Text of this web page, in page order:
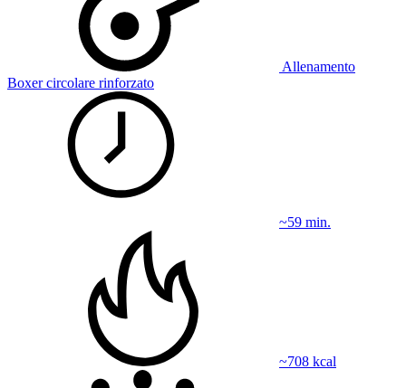
Allenamento
Boxer circolare rinforzato
~59 min.
~708 kcal